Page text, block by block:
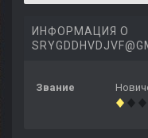
ИНФОРМАЦИЯ О
Звание